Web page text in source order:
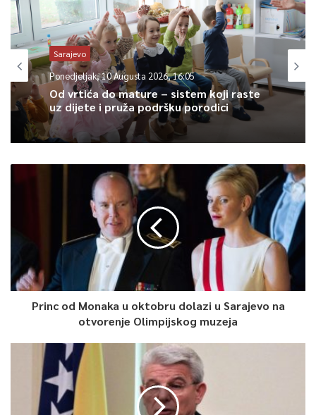
drugim ambasadama u Sarajevu. Da su zaista zaštitnici
interesa BiH u koju se kunu, ne bi žrtvovali svog ministra
sigurnosti zarad ambasadora Pakistana, i ne bi pažljivije gledali
šta kaže Vijeće za provođenje mira, izmišljeno tijelo, nego
Parlament BiH, biran na izborima – izjavio je Dodik.
0
Article Rating
Sarajevo
Ponedjeljak, 10 Augusta 2026, 16:05
Od vrtića do mature – sistem koji raste
uz dijete i pruža podršku porodici
Princ od Monaka u oktobru dolazi u Sarajevo na
otvorenje Olimpijskog muzeja